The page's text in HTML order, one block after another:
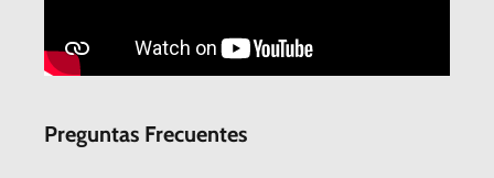
Preguntas Frecuentes